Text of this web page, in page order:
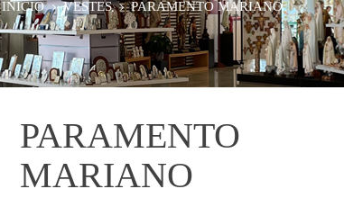
INÍCIO VESTES PARAMENTO MARIANO
PARAMENTO
MARIANO